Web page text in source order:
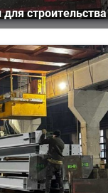
для строительства